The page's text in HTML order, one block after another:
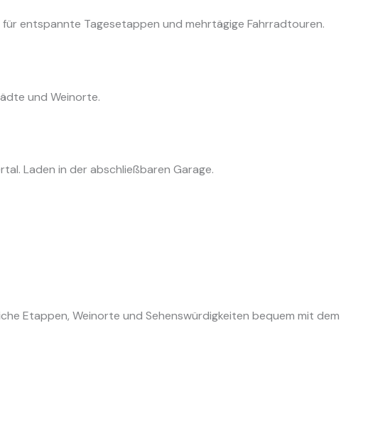
entspannte Tagesetappen und mehrtägige Fahrradtouren.
und Weinorte.
Laden in der abschließbaren Garage.
Etappen, Weinorte und Sehenswürdigkeiten bequem mit dem